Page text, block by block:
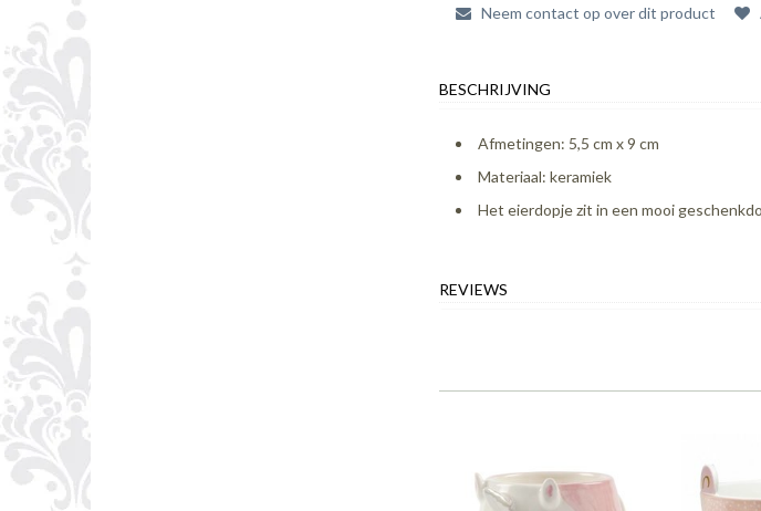
Neem contact op over dit product
BESCHRIJVING
Afmetingen: 5,5 cm x 9 cm
Materiaal: keramiek
Het eierdopje zit in een mooi
REVIEWS